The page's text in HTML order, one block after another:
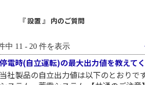
『 設置 』 内のご質問
中 11 - 20 件を表示
停電時(自立運転)の最大出力値を教えてく
当社製品の自立出力値は以下のとおりで